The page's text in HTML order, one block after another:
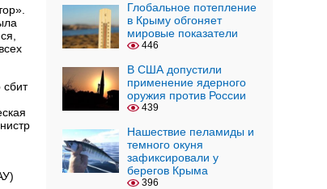
сбит
Глобальное потепление
в Крыму обгоняет
мировые показатели
446
В США допустили
применение ядерного
оружия против России
439
Нашествие пеламиды и
темного окуня
зафиксировали у
берегов Крыма
396